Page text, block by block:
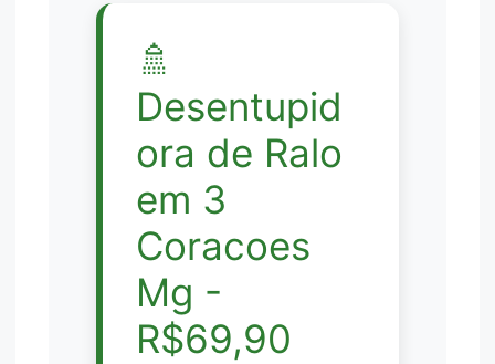
🚿
Desentupid
ora de Ralo
em 3
Coracoes
Mg -
R$69,90